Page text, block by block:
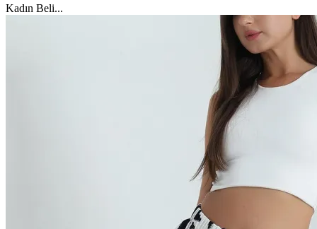
Kadın Beli...